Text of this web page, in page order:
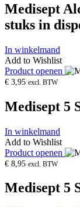
Medisept
stuks in
In winkelmand
Add to Wishlist
Product openen
€ 3,95 excl. BTW
Medisept 5
In winkelmand
Add to Wishlist
Product openen
€ 8,95 excl. BTW
Medisept 5